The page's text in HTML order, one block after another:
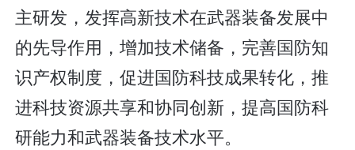
主研发，发挥高新技术在武器装备发展中
的先导作用，增加技术储备，完善国防知
识产权制度，促进国防科技成果转化，推
进科技资源共享和协同创新，提高国防科
研能力和武器装备技术水平。